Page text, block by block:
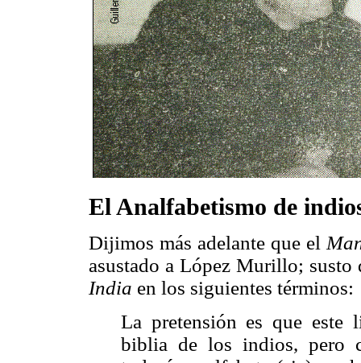
El Analfabetismo de
Dijimos más adelante que el
asustado a López Murillo;
India en los siguientes términos:
La pretensión es que este
biblia de los indios, pero